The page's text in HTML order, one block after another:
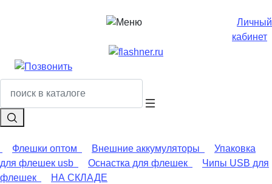
Личный
кабинет
Флешки оптом Внешние аккумуляторы
Упаковка
для флешек usb
Оснастка для флешек
Чипы USB для
флешек
НА СКЛАДЕ